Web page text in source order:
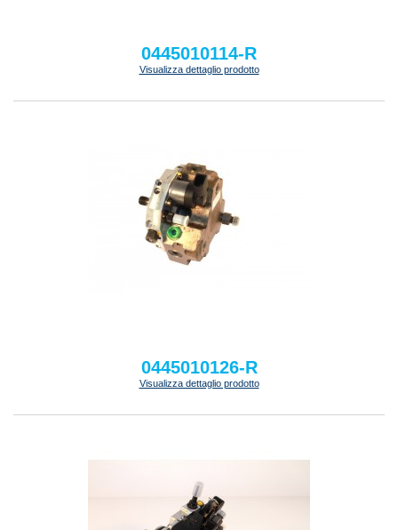
0445010114-R
Visualizza dettaglio prodotto
0445010126-R
Visualizza dettaglio prodotto